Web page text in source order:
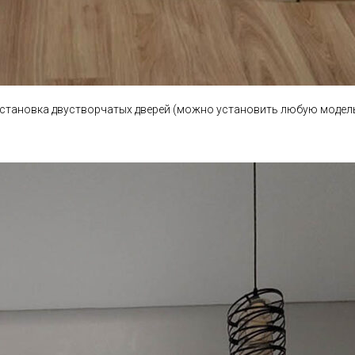
двустворчатых дверей (можно установить любую